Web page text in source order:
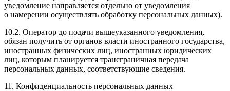
уведомление направляется отдельно от уведомления
о намерении осуществлять обработку персональных данных).
10.2. Оператор до подачи вышеуказанного уведомления,
обязан получить от органов власти иностранного государства,
иностранных физических лиц, иностранных юридических
лиц, которым планируется трансграничная передача
персональных данных, соответствующие сведения.
11. Конфиденциальность персональных данных